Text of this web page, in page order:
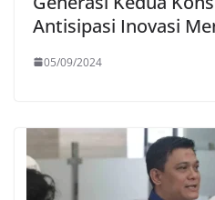
Antisipasi Inovasi
05/09/2024